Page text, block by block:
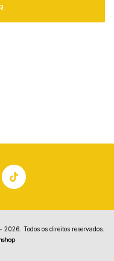
Todos os direitos reservados.